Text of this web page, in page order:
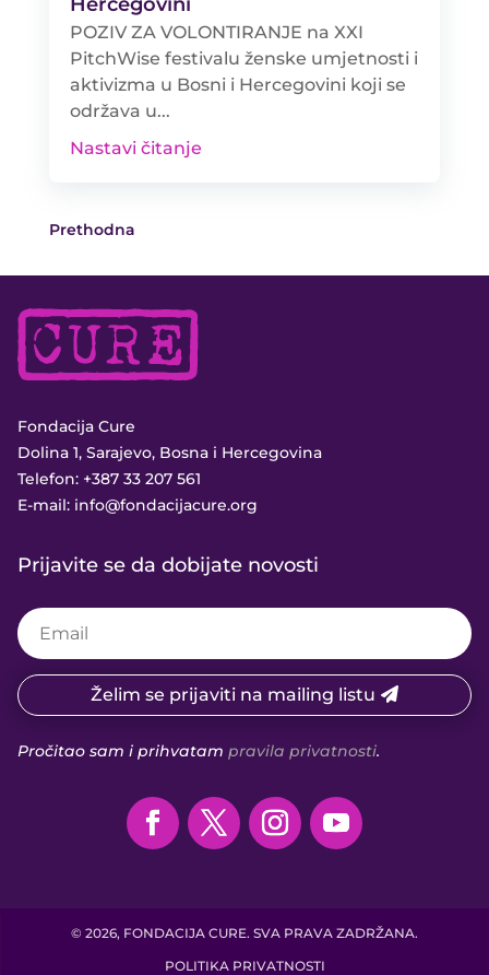
POZIV ZA VOLONTIRANJE na XXI
PitchWise festivalu ženske umjetnosti i
aktivizma u Bosni i Hercegovini koji se
održava u...
Nastavi čitanje
Prethodna
Fondacija Cure
Dolina 1, Sarajevo, Bosna i Hercegovina
Telefon: +387 33 207 561
E-mail: info@fondacijacure.org
Prijavite se da dobijate novosti
Želim se prijaviti na mailing listu
Pročitao sam i prihvatam pravila privatnosti.
© 2026, FONDACIJA CURE. SVA PRAVA ZADRŽANA.
POLITIKA PRIVATNOSTI